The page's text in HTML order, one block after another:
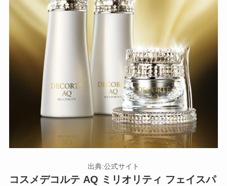
出典:公式サイト
コスメデコルテ AQ ミリオリティ フェイスパ